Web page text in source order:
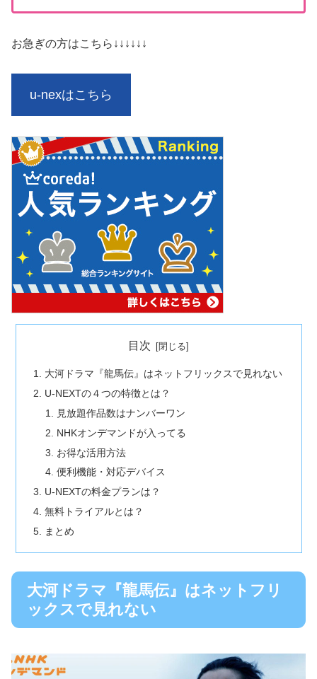
お急ぎの方はこちら↓↓↓↓↓↓
u-nexはこちら
目次
大河ドラマ『龍馬伝』はネットフリックスで見れない
U-NEXTの４つの特徴とは？
見放題作品数はナンバーワン
NHKオンデマンドが入ってる
お得な活用方法
便利機能・対応デバイス
U-NEXTの料金プランは？
無料トライアルとは？
まとめ
大河ドラマ『龍馬伝』はネットフリ
ックスで見れない